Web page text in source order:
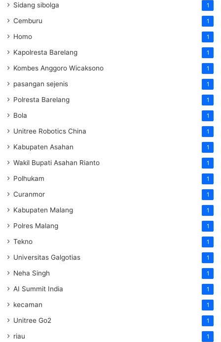
Sidang sibolga 1
Cemburu 1
Homo 1
Kapolresta Barelang 1
Kombes Anggoro Wicaksono 1
pasangan sejenis 1
Polresta Barelang 1
Bola 1
Unitree Robotics China 1
Kabupaten Asahan 1
Wakil Bupati Asahan Rianto 1
Polhukam 1
Curanmor 1
Kabupaten Malang 1
Polres Malang 1
Tekno 1
Universitas Galgotias 1
Neha Singh 1
AI Summit India 1
kecaman 1
Unitree Go2 1
riau 1